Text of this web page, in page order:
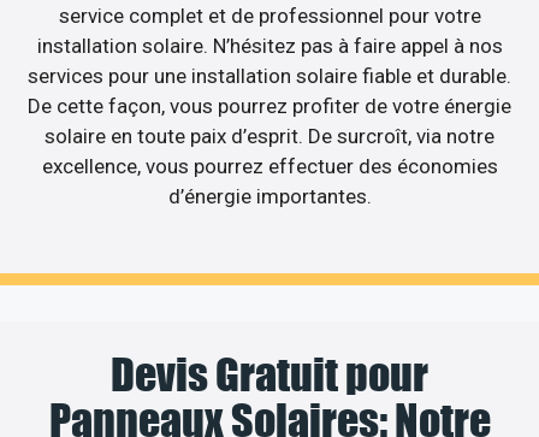
service complet et de professionnel pour votre
installation solaire. N’hésitez pas à faire appel à nos
services pour une installation solaire fiable et durable.
De cette façon, vous pourrez profiter de votre énergie
solaire en toute paix d’esprit. De surcroît, via notre
excellence, vous pourrez effectuer des économies
d’énergie importantes.
Devis Gratuit pour
Panneaux Solaires: Notre